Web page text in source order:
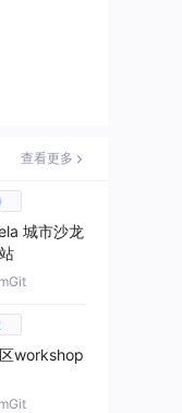
查看更多
城市沙龙
workshop